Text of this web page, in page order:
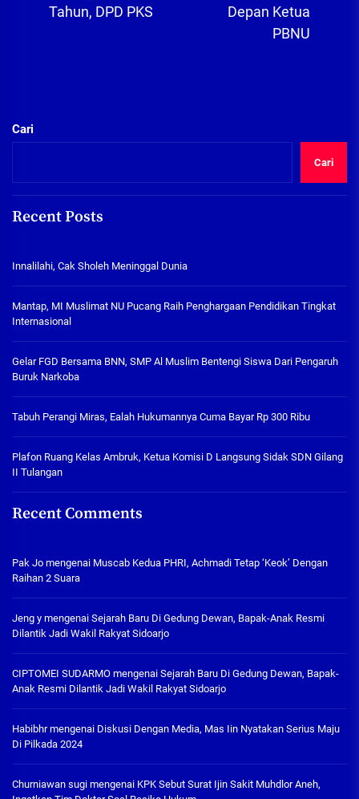
post:Tahun, DPD PKS
Depan Ketua
PBNU
Cari
Cari
Recent Posts
Innalilahi, Cak Sholeh Meninggal Dunia
Mantap, MI Muslimat NU Pucang Raih Penghargaan Pendidikan Tingkat
Internasional
Gelar FGD Bersama BNN, SMP Al Muslim Bentengi Siswa Dari Pengaruh
Buruk Narkoba
Tabuh Perangi Miras, Ealah Hukumannya Cuma Bayar Rp 300 Ribu
Plafon Ruang Kelas Ambruk, Ketua Komisi D Langsung Sidak SDN Gilang
II Tulangan
Recent Comments
Pak Jo mengenai Muscab Kedua PHRI, Achmadi Tetap ‘Keok’ Dengan
Raihan 2 Suara
Jeng y mengenai Sejarah Baru Di Gedung Dewan, Bapak-Anak Resmi
Dilantik Jadi Wakil Rakyat Sidoarjo
CIPTOMEI SUDARMO mengenai Sejarah Baru Di Gedung Dewan, Bapak-
Anak Resmi Dilantik Jadi Wakil Rakyat Sidoarjo
Habibhrmengenai Diskusi Dengan Media, Mas Iin Nyatakan Serius Maju
Di Pilkada 2024
Churniawan sugi mengenai KPK Sebut Surat Ijin Sakit Muhdlor Aneh,